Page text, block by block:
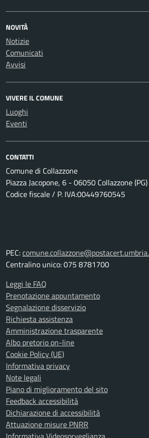
NOVITÀ
Notizie
Comunicati
Avvisi
VIVERE IL COMUNE
Luoghi
Eventi
CONTATTI
Comune di Collazzone
Piazza Jacopone, 6 - 06050 Collazzone (PG)
Codice fiscale / P. IVA:00449760545
PEC:
Centralino unico: 075 8781700
Leggi le FAQ
Prenotazione appuntamento
Segnalazione disservizio
Richiesta assistenza
Amministrazione trasparente
Albo pretorio on-line
Cookie Policy (UE)
Informativa privacy
Note legali
Piano di miglioramento del sito
Feedback accessibilità
Dichiarazione di accessibilità
Attuazione misure PNRR